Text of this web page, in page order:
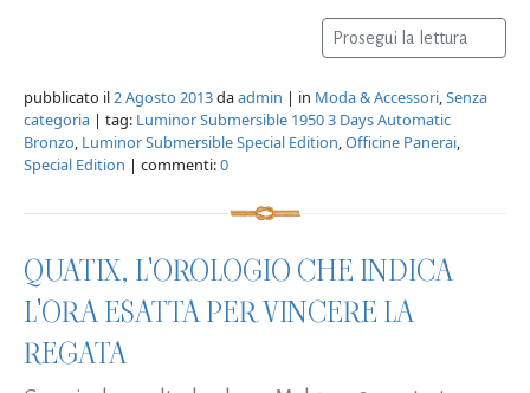
Prosegui la lettura
pubblicato il2 Agosto 2013daadmin | in Moda & Accessori,Senza
categoria | tag: Luminor Submersible 1950 3 Days Automatic
Bronzo, Luminor Submersible Special Edition,Officine Panerai,
Special Edition | commenti:0
QUATIX, L'OROLOGIO CHE INDICA
L'ORA ESATTA PER VINCERE LA
REGATA